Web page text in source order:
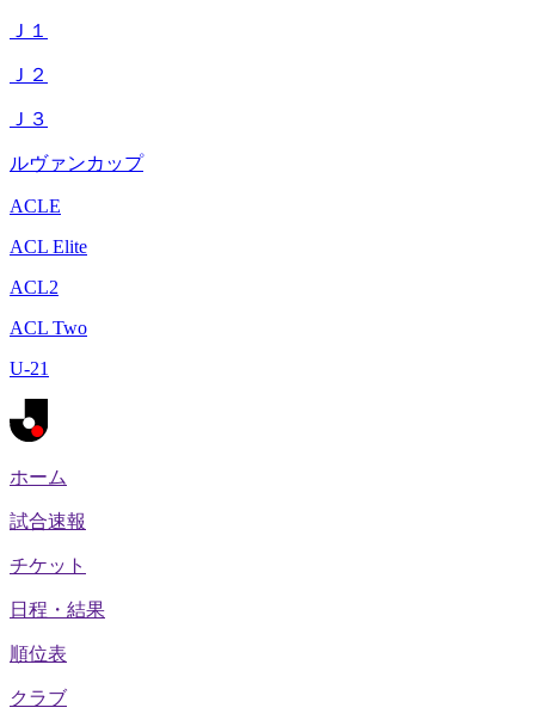
Ｊ１
Ｊ２
Ｊ３
ルヴァンカップ
ACLE
ACL Elite
ACL2
ACL Two
U-21
ホーム
試合速報
チケット
日程・結果
順位表
クラブ